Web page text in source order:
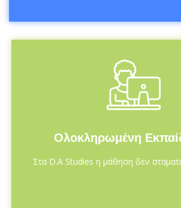
Ολοκληρωμένη
Στα D.A Studies η μάθηση δεν